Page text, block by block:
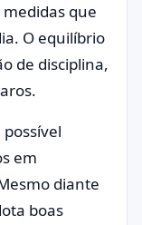
que
O equilíbrio
de disciplina,
em
diante
boas